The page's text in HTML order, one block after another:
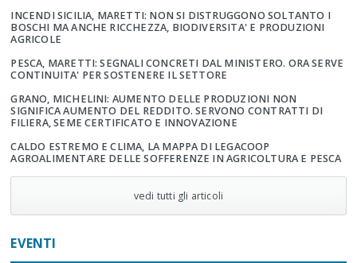
INCENDI SICILIA, MARETTI: NON SI DISTRUGGONO SOLTANTO I
BOSCHI MA ANCHE RICCHEZZA, BIODIVERSITA' E PRODUZIONI
AGRICOLE
PESCA, MARETTI: SEGNALI CONCRETI DAL MINISTERO. ORA SERVE
CONTINUITA' PER SOSTENERE IL SETTORE
GRANO, MICHELINI: AUMENTO DELLE PRODUZIONI NON
SIGNIFICA AUMENTO DEL REDDITO. SERVONO CONTRATTI DI
FILIERA, SEME CERTIFICATO E INNOVAZIONE
CALDO ESTREMO E CLIMA, LA MAPPA DI LEGACOOP
AGROALIMENTARE DELLE SOFFERENZE IN AGRICOLTURA E PESCA
vedi tutti gli articoli
EVENTI